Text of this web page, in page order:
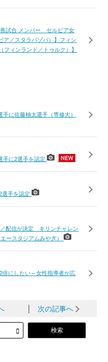
試合 メンバー セルビア女
ア／スタラパゾバ）】フィン
フィンランド／トゥルク）】
に佐藤柚太選手（専修大）
手に2選手を認定
選手を認定
配信が決定 キリンチャレン
ースタジアムみやぎ）
倍にしたい～女性指導者が広
次の記事へ